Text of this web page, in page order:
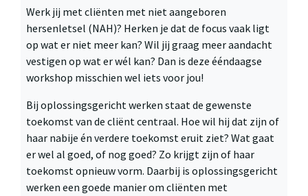
Werk jij met cliënten met niet aangeboren
hersenletsel (NAH)? Herken je dat de focus vaak ligt
op wat er niet meer kan? Wil jij graag meer aandacht
vestigen op wat er wél kan? Dan is deze ééndaagse
workshop misschien wel iets voor jou!
Bij oplossingsgericht werken staat de gewenste
toekomst van de cliënt centraal. Hoe wil hij dat zijn of
haar nabije én verdere toekomst eruit ziet? Wat gaat
er wel al goed, of nog goed? Zo krijgt zijn of haar
toekomst opnieuw vorm. Daarbij is oplossingsgericht
werken een goede manier om cliënten met